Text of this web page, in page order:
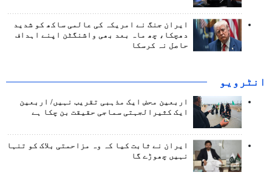
ایران جنگ نے امریکہ کی عالمی ساکھ کو شدید
دھچکا، چھ ماہ بعد بھی واشنگٹن اپنے اہداف
حاصل نہ کرسکا
انٹرويو
اربعین محض ایک مذہبی تقریب نہیں/ اربعین
ایک کثیرالجہتی سماجی حقیقت بن چکا ہے
ایران نے ثابت کیا کہ وہ مزاحمتی بلاک کو تنہا
نہیں چھوڑے گا